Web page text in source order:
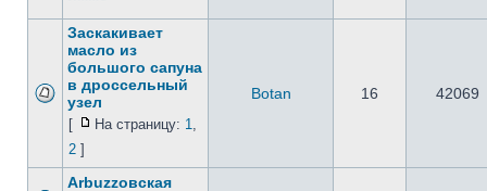
Заскакивает
масло из
большого сапуна
в дросcельный
узел
[ На страницу: 1,
2 ]
Botan 16 42069
Arbuzzoвская